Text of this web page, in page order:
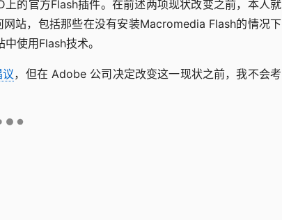
的官方Flash插件。在前述两项现状改变之前，本人就
站，包括那些在没有安装Macromedia Flash的情况下
使用Flash技术。
议，但在 Adobe 公司决定改变这一现状之前，我不会考